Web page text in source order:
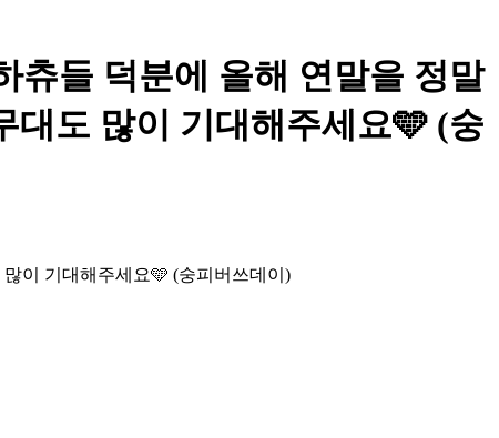
들 덕분에 올해 연말을 정말
대도 많이 기대해주세요🩵 (숭
이 기대해주세요🩵 (숭피버쓰데이)